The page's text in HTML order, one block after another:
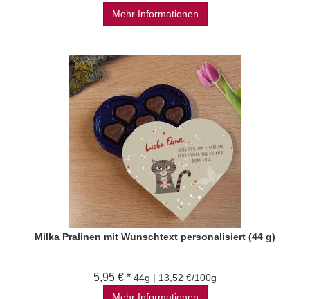
Mehr Informationen
Milka Pralinen mit Wunschtext personalisiert (44 g)
5,95 € * 44g | 13,52 €/100g